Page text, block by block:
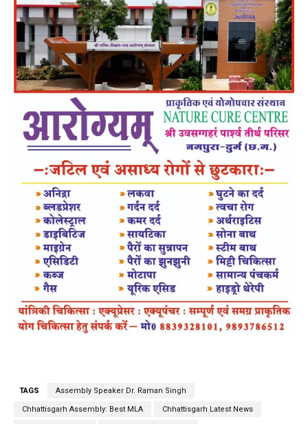
TAGS Assembly Speaker Dr. Raman Singh
Chhattisgarh Assembly: Best MLA Chhattisgarh Latest News